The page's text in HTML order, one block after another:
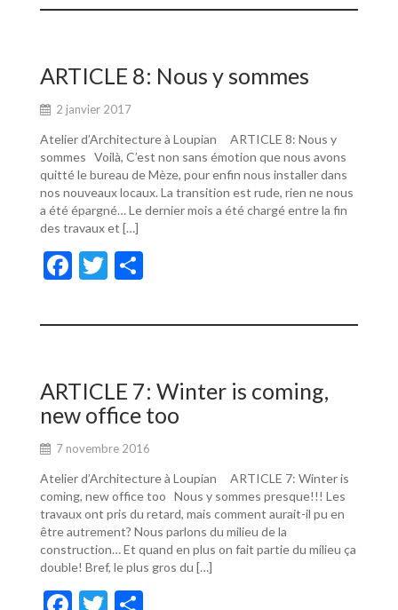
o
o
k
er
ARTICLE 8: Nous y sommes
2 janvier 2017
Atelier d’Architecture à Loupian ARTICLE 8: Nous y
sommes Voilà, C’est non sans émotion que nous avons
quitté le bureau de Mèze, pour enfin nous installer dans
nos nouveaux locaux. La transition est rude, rien ne nous
a été épargné… Le dernier mois a été chargé entre la fin
des travaux et […]
F
e
o
o
k
T
itt ta
er
ARTICLE 7: Winter is coming,
new office too
7 novembre 2016
Atelier d’Architecture à Loupian ARTICLE 7: Winter is
coming, new office too Nous y sommes presque!!! Les
travaux ont pris du retard, mais comment aurait-il pu en
être autrement? Nous parlons du milieu de la
construction… Et quand en plus on fait partie du milieu ça
double! Bref, le plus gros du […]